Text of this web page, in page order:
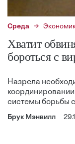
Среда
Хватит
бороться с
Назрела
системы борьбы
Брук Мэнвилл